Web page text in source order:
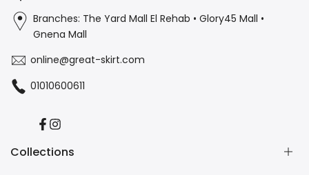
Branches: The Yard Mall El Rehab • Glory45 Mall •
Gnena Mall
online@great-skirt.com
01010600611
Facebook
Instagram
Collections